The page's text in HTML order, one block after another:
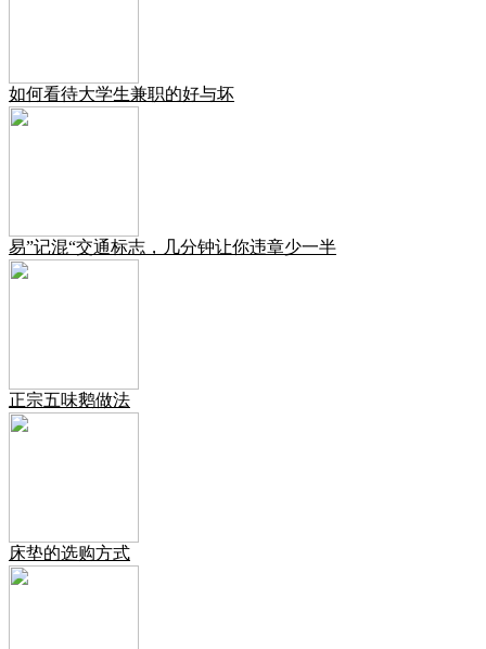
如何看待大学生兼职的好与坏
易”记混“交通标志，几分钟让你违章少一半
正宗五味鹅做法
床垫的选购方式